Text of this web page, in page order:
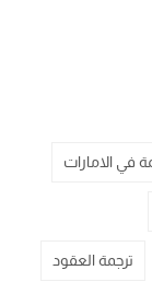
في الامارات
ترجمة العقود